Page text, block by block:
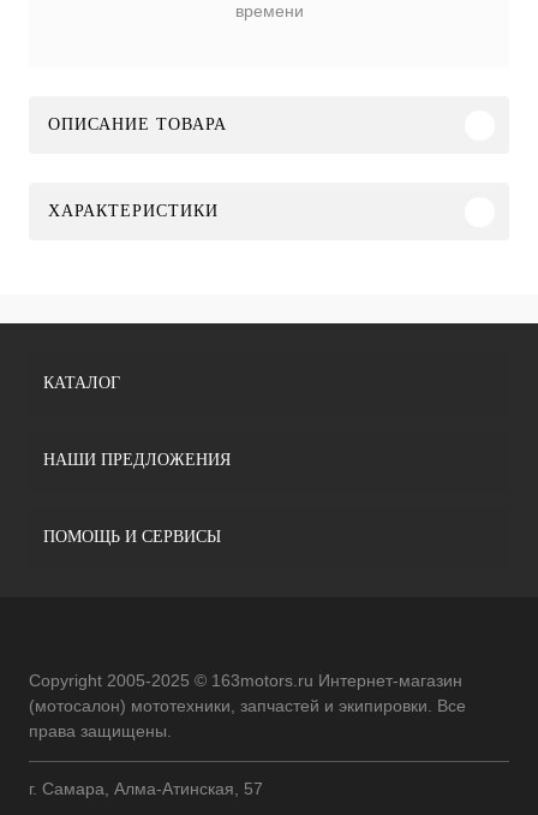
времени
ОПИСАНИЕ ТОВАРА
ХАРАКТЕРИСТИКИ
КАТАЛОГ
НАШИ ПРЕДЛОЖЕНИЯ
ПОМОЩЬ И СЕРВИСЫ
Copyright 2005-2025 © 163motors.ru Интернет-магазин
(мотосалон) мототехники, запчастей и экипировки. Все
права защищены.
г. Самара, Алма-Атинская, 57